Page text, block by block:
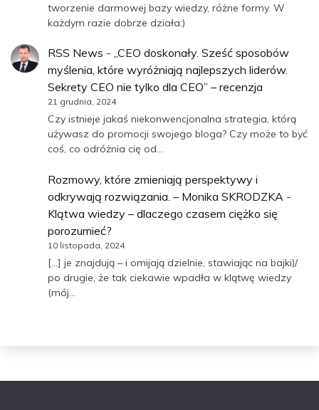
tworzenie darmowej bazy wiedzy, różne formy. W
każdym razie dobrze działa:)
RSS News - „CEO doskonały. Sześć sposobów
myślenia, które wyróżniają najlepszych liderów.
Sekrety CEO nie tylko dla CEO” – recenzja
21 grudnia, 2024
Czy istnieje jakaś niekonwencjonalna strategia, którą
używasz do promocji swojego bloga? Czy może to być
coś, co odróżnia cię od…
Rozmowy, które zmieniają perspektywy i
odkrywają rozwiązania. – Monika SKRODZKA -
Klątwa wiedzy – dlaczego czasem ciężko się
porozumieć?
10 listopada, 2024
[…] je znajdują – i omijają dzielnie, stawiając na bajki)/
po drugie, że tak ciekawie wpadła w klątwę wiedzy
(mój…